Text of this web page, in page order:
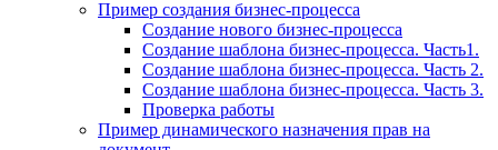
Пример создания бизнес-процесса
Создание нового бизнес-процесса
Создание шаблона бизнес-процесса. Часть1.
Создание шаблона бизнес-процесса. Часть 2.
Создание шаблона бизнес-процесса. Часть 3.
Проверка работы
Пример динамического назначения прав на